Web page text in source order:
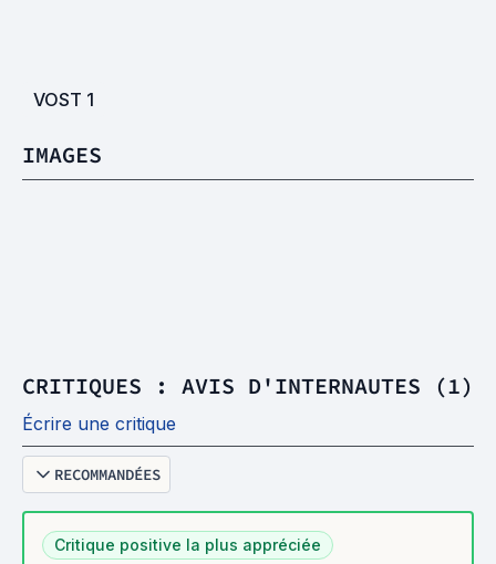
VOST 1
IMAGES
CRITIQUES : AVIS D'INTERNAUTES (1)
Écrire une critique
RECOMMANDÉES
Critique positive la plus appréciée